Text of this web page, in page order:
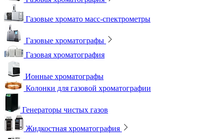
Газовые хромато масс-спектрометры
Газовые хроматографы
Газовая хроматография
Ионные хроматографы
Колонки для газовой хроматографии
Генераторы чистых газов
Жидкостная хроматография